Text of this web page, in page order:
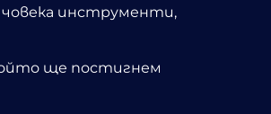
инструменти,
ще постигнем